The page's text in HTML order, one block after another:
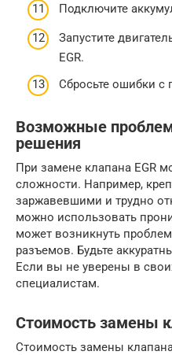
Подключите
Запустите
EGR.
Сбросьте ошибки с
Возможные
решения
При замене клапана EGR
сложности. Например,
заржавевшими и трудно
можно использовать
может возникнуть
разъемов. Будьте
Если вы не уверены в
специалистам.
Стоимость замены
Стоимость замены